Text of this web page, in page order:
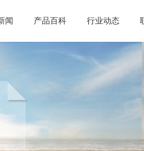
闻 产品百科 行业动态